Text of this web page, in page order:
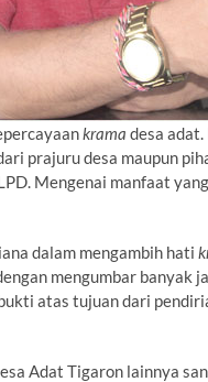
krama desa
prajuru desa maupun
Mengenai manfaat
dalam mengambih hati
mengumbar banyak
atas tujuan dari
Adat Tigaron lainnya